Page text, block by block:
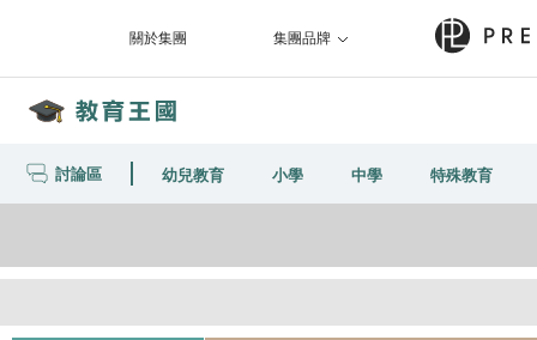
關於集團 集團品牌
討論區 幼兒教育 小學 中學 特殊教育